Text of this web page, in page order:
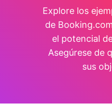
Explore los
de
el potencial
Asegúrese de
sus